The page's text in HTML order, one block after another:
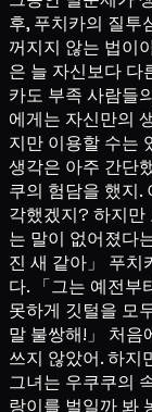
후, 푸치카의 질투
꺼지지 않는 법이
은 늘 자신보다 다
카도 부족 사람들
에게는 자신만의
지만 이용할 수는
생각은 아주 간단
쿠의 험담을 했지.
각했겠지? 하지만
는 말이 없어졌다
진 새 같아」 푸치
다. 「그는 예전부
못하게 깃털을 모
말 불쌍해!」 처음
쓰지 않았어. 하지
그녀는 우쿠쿠의
랑이를 벌일까 봐